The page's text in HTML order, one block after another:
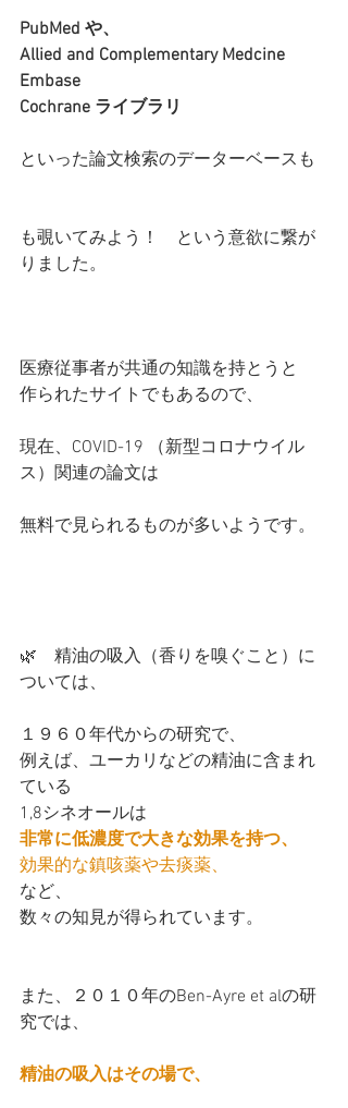
PubMed や、
Allied and Complementary Medcine
Embase
Cochrane ライブラリ
といった論文検索のデーターベースも
も覗いてみよう！　という意欲に繋が
りました。
医療従事者が共通の知識を持とうと
作られたサイトでもあるので、
現在、COVID-19 （新型コロナウイル
ス）関連の論文は
無料で見られるものが多いようです。
🌿　精油の吸入（香りを嗅ぐこと）に
ついては、
１９６０年代からの研究で、
例えば、ユーカリなどの精油に含まれ
ている
1,8シネオールは
非常に低濃度で大きな効果を持つ、
効果的な鎮咳薬や去痰薬、
など、
数々の知見が得られています。
また、２０１０年のBen-Ayre et alの研
究では、
精油の吸入はその場で、